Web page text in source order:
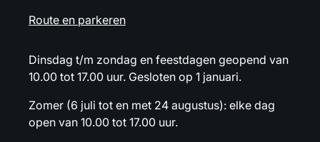
Route en parkeren
Dinsdag t/m zondag en feestdagen geopend van
10.00 tot 17.00 uur. Gesloten op 1 januari.
Zomer (6 juli tot en met 24 augustus): elke dag
open van 10.00 tot 17.00 uur.